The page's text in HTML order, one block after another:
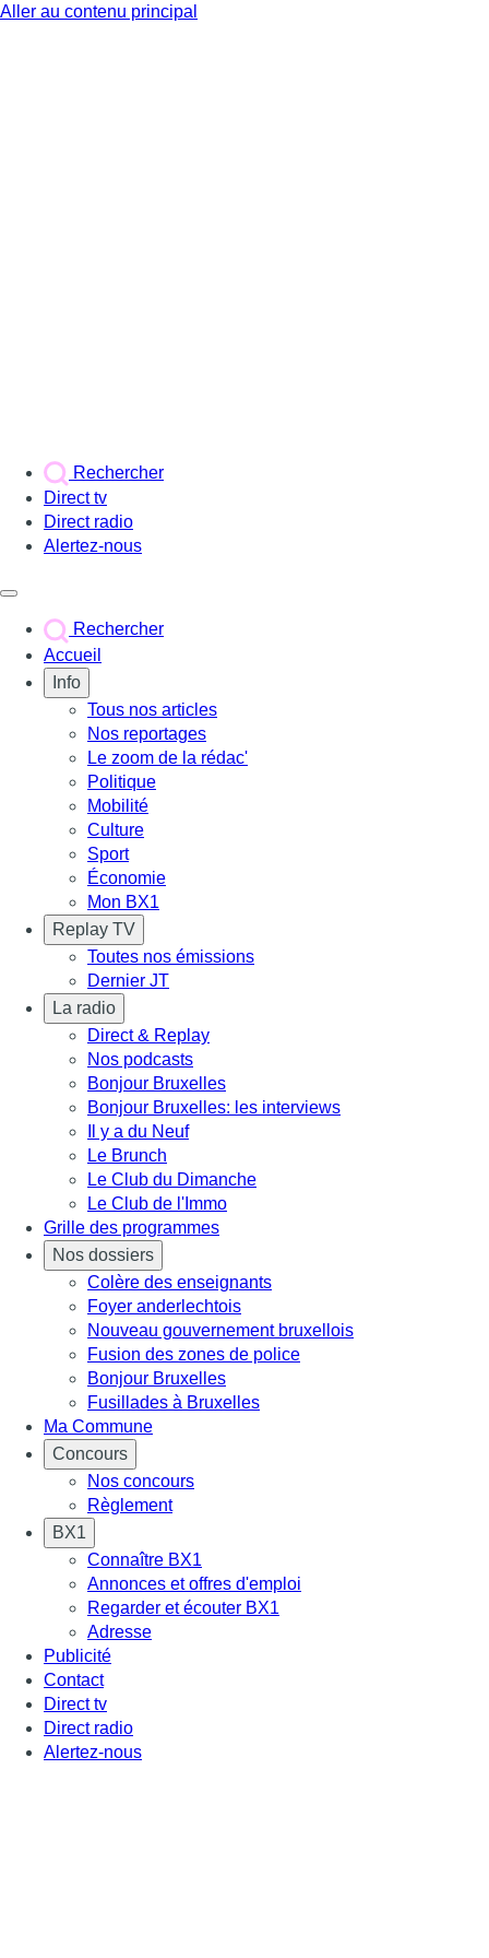
Aller au contenu principal
Rechercher
Direct tv
Direct radio
Alertez-nous
Rechercher
Accueil
Info
Tous nos articles
Nos reportages
Le zoom de la rédac'
Politique
Mobilité
Culture
Sport
Économie
Mon BX1
Replay TV
Toutes nos émissions
Dernier JT
La radio
Direct & Replay
Nos podcasts
Bonjour Bruxelles
Bonjour Bruxelles: les interviews
Il y a du Neuf
Le Brunch
Le Club du Dimanche
Le Club de l'Immo
Grille des programmes
Nos dossiers
Colère des enseignants
Foyer anderlechtois
Nouveau gouvernement bruxellois
Fusion des zones de police
Bonjour Bruxelles
Fusillades à Bruxelles
Ma Commune
Concours
Nos concours
Règlement
BX1
Connaître BX1
Annonces et offres d'emploi
Regarder et écouter BX1
Adresse
Publicité
Contact
Direct tv
Direct radio
Alertez-nous